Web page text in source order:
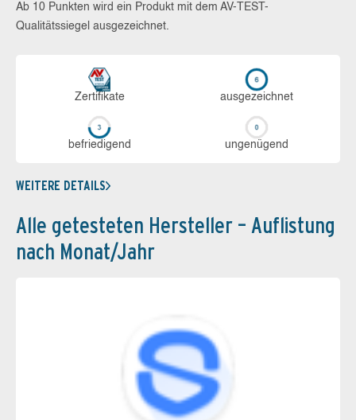
Ab 10 Punkten wird ein Produkt mit dem AV-TEST-
Qualitätssiegel ausgezeichnet.
Zerti­fikate aus­ge­zeich­net
be­frie­di­gend un­ge­nü­gend
WEITERE DETAILS
Alle getesteten Hersteller – Auflistung
nach Monat/Jahr